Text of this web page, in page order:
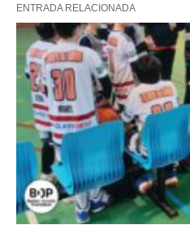
ENTRADA RELACIONADA